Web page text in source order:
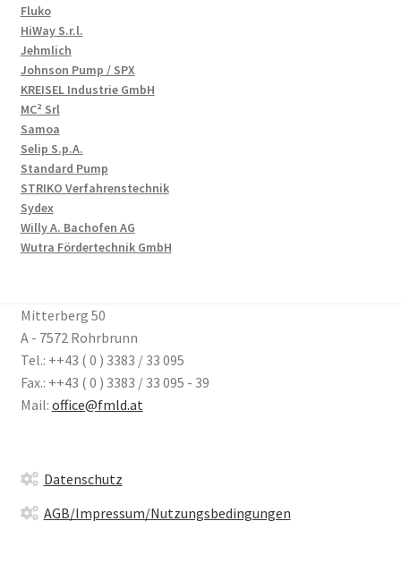
Fluko
HiWay S.r.l.
Jehmlich
Johnson Pump / SPX
KREISEL Industrie GmbH
MC² Srl
Samoa
Selip S.p.A.
Standard Pump
STRIKO Verfahrenstechnik
Sydex
Willy A. Bachofen AG
Wutra Fördertechnik GmbH
Mitterberg 50
A - 7572 Rohrbrunn
Tel.: ++43 ( 0 ) 3383 / 33 095
Fax.: ++43 ( 0 ) 3383 / 33 095 - 39
Mail: office@fmld.at
Datenschutz
AGB/Impressum/Nutzungsbedingungen